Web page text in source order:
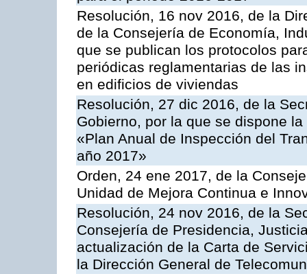
Resolución, 16 nov 2016, de la
de la Consejería de Economía,
que se publican los protocolos
periódicas reglamentarias de las
en edificios de viviendas
Resolución, 27 dic 2016, de la
Gobierno, por la que se dispone
«Plan Anual de Inspección del
año 2017»
Orden, 24 ene 2017, de la
Unidad de Mejora Continua e
Resolución, 24 nov 2016, de la
Consejería de Presidencia,
actualización de la Carta de
la Dirección General de